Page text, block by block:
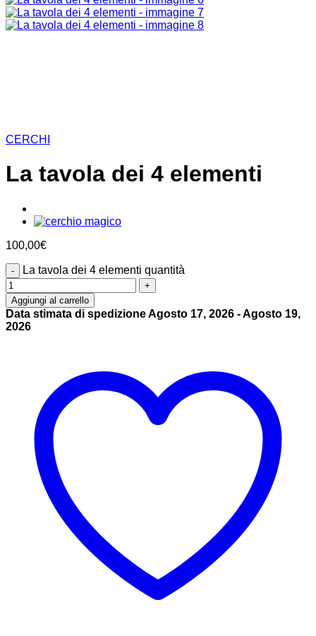
CERCHI
La tavola dei 4 elementi
100,00€
La tavola dei 4 elementi quantità
Aggiungi al carrello
Data stimata di spedizione Agosto 17, 2026 - Agosto 19,
2026